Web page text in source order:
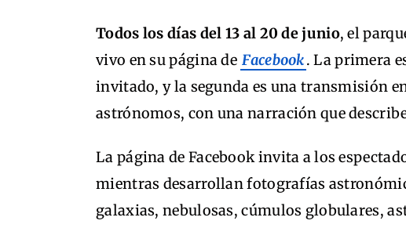
Todos los días del 13 al 20 de junio, el
vivo en su página de Facebook. La primera
invitado, y la segunda es una transmisión
astrónomos, con una narración que
La página de Facebook invita a los
mientras desarrollan fotografías
galaxias, nebulosas, cúmulos globulares,